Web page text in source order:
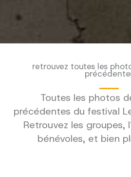
retrouvez toutes les
Toutes les photos
précédentes du festival
Retrouvez les groupes,
bénévoles, et bien